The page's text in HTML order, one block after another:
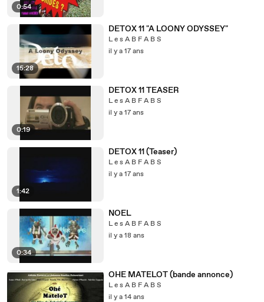
0:54
15:28
DETOX 11 "A LOONY ODYSSEY"
L e s A B F A B S
il y a 17 ans
0:19
DETOX 11 TEASER
L e s A B F A B S
il y a 17 ans
1:42
DETOX 11 (Teaser)
L e s A B F A B S
il y a 17 ans
0:34
NOEL
L e s A B F A B S
il y a 18 ans
OHE MATELOT (bande annonce)
L e s A B F A B S
il y a 14 ans